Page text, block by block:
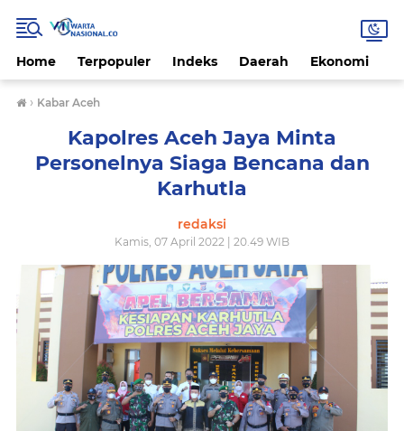
Home Terpopuler Indeks Daerah Ekonomi
› Kabar Aceh
Kapolres Aceh Jaya Minta
Personelnya Siaga Bencana dan
Karhutla
redaksi
Kamis, 07 April 2022 | 20.49 WIB